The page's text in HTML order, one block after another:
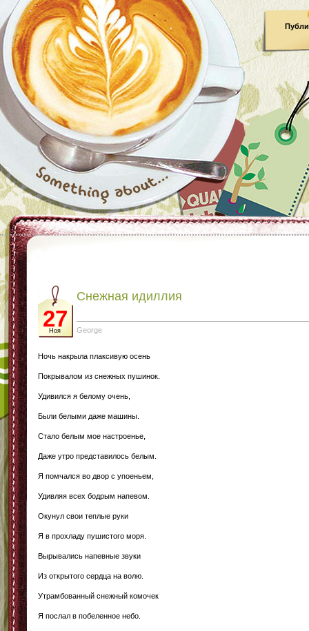
27
Ноя
Снежная идиллия
George
Ночь накрыла плаксивую осень
Покрывалом из снежных пушинок.
Удивился я белому очень,
Были белыми даже машины.
Стало белым мое настроенье,
Даже утро представилось белым.
Я помчался во двор с упоеньем,
Удивляя всех бодрым напевом.
Окунул свои теплые руки
Я в прохладу пушистого моря.
Вырывались напевные звуки
Из открытого сердца на волю.
Утрамбованный снежный комочек
Я послал в побеленное небо.